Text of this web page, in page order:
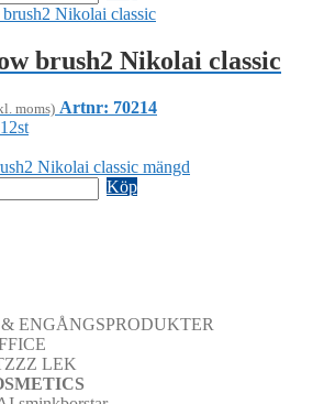
brush2 Nikolai classic
moms) Artnr: 70214
Nikolai classic mängd
Köp
ENGÅNGSPRODUKTER
LEK